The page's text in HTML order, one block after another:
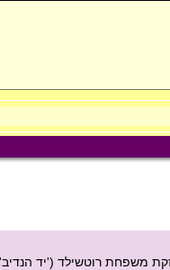
משפחת רוטשילד ('יד